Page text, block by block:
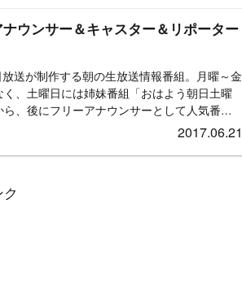
ウンサー＆キャスター＆リポーター
送が制作する朝の生放送情報番組。月曜～金
、土曜日には姉妹番組「おはよう朝日土曜
、後にフリーアナウンサーとして人気番組
珠緒といった著名な人物を始め、フジテレビ
人気が高い女性を多数輩出している。2016
バーという設定上、パーソナリティはキャ
2017.06.21